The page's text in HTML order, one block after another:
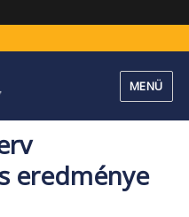
MENÜ
eredménye